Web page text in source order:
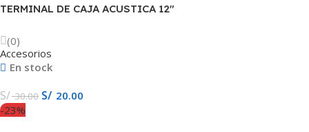
TERMINAL DE CAJA ACUSTICA 12″
(0)
Accesorios
En stock
S/30.00 S/ 20.00
-23%